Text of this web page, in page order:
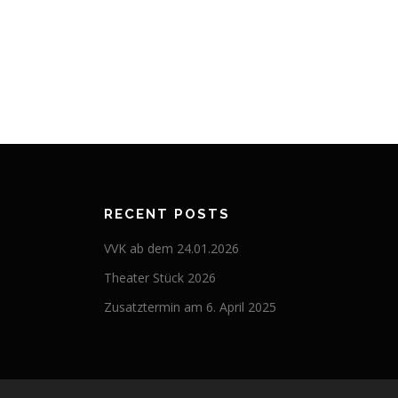
RECENT POSTS
VVK ab dem 24.01.2026
Theater Stück 2026
Zusatztermin am 6. April 2025